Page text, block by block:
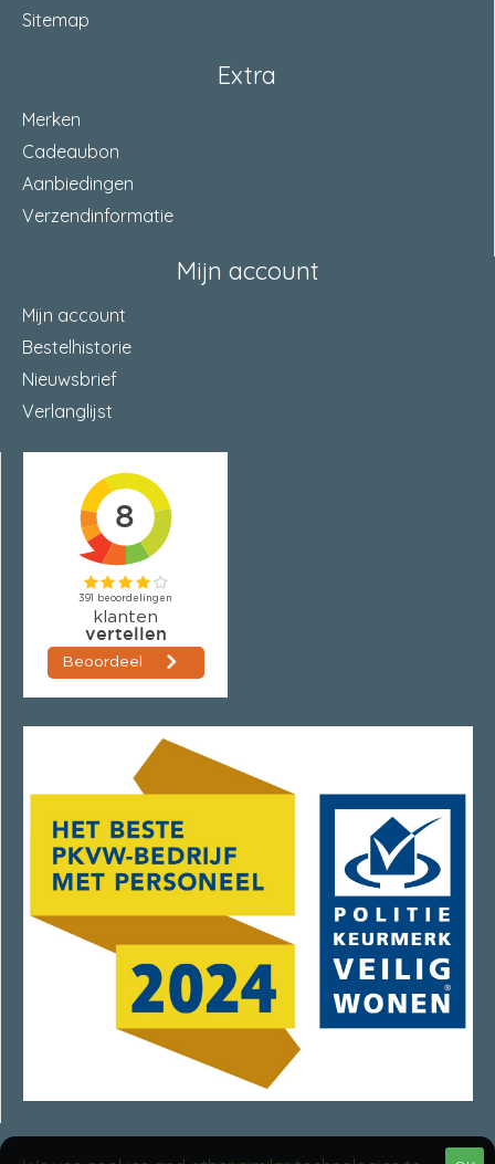
Sitemap
Extra
Merken
Cadeaubon
Aanbiedingen
Verzendinformatie
Mijn account
Mijn account
Bestelhistorie
Nieuwsbrief
Verlanglijst